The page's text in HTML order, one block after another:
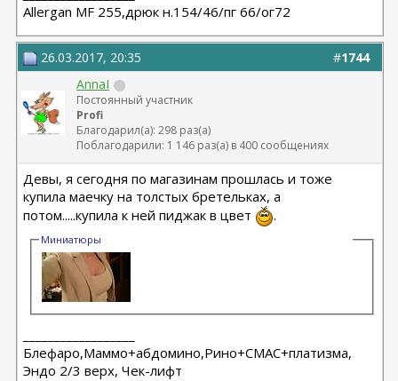
Allergan MF 255,дрюк н.154/46/пг 66/ог72
#1744
26.03.2017, 20:35
AnnaI
Постоянный участник
Profi
Благодарил(а): 298 раз(а)
Поблагодарили: 1 146 раз(а) в 400 сообщениях
Девы, я сегодня по магазинам прошлась и тоже
купила маечку на толстых бретельках, а
потом.....купила к ней пиджак в цвет
.
Миниатюры
Блефаро,Маммо+абдомино,Рино+СМАС+платизма,
Эндо 2/3 верх, Чек-лифт